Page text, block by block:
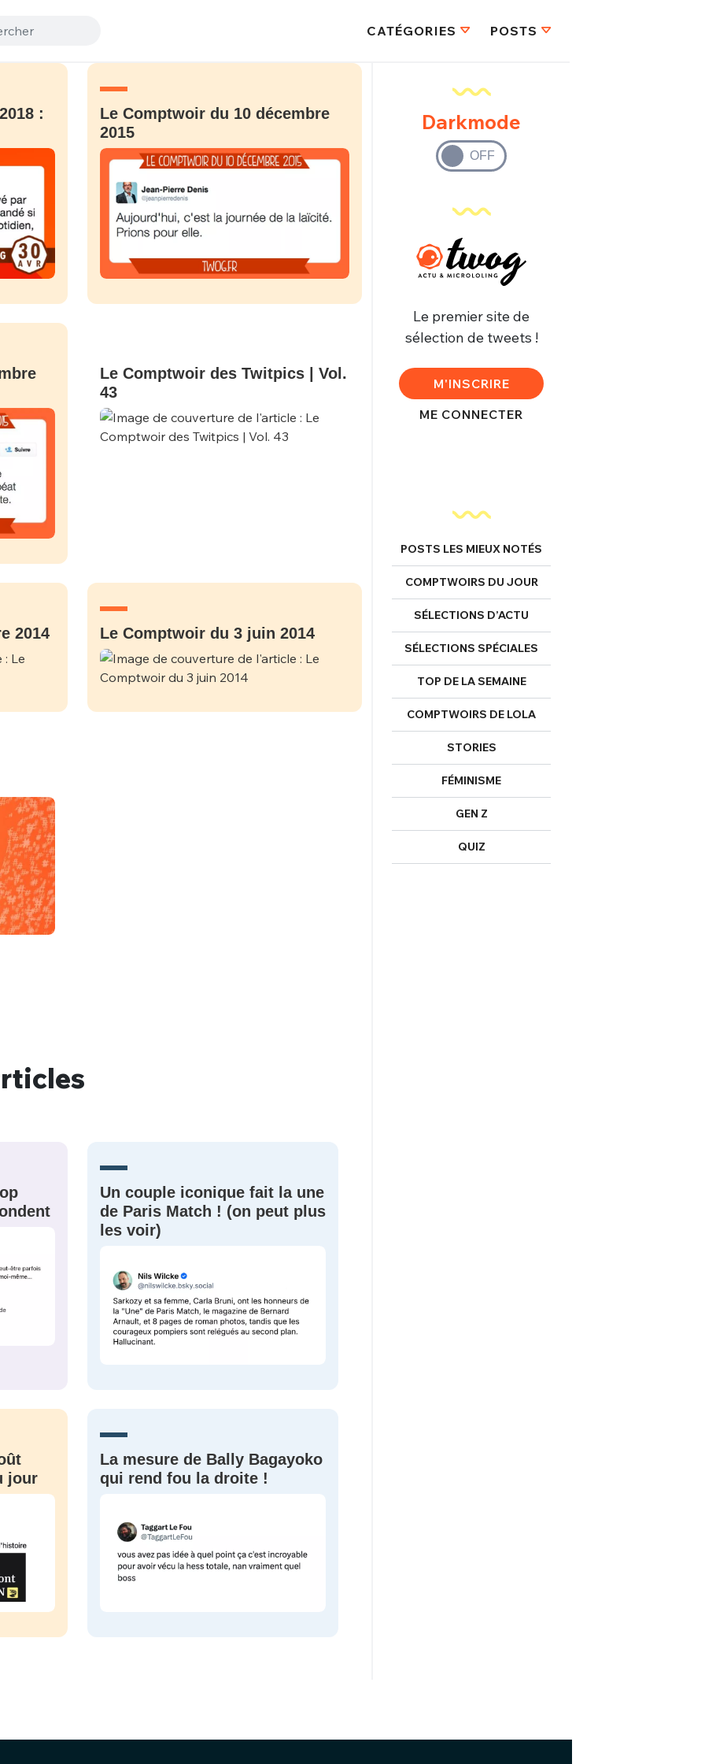
CATÉGORIES POSTS
:
Le Comptwoir du 10 décembre
2015
Le Comptwoir des Twitpics | Vol.
43
2014 Le Comptwoir du 3 juin 2014
Un couple iconique fait la une
de Paris Match ! (on peut plus
les voir)
jour
La mesure de Bally Bagayoko
qui rend fou la droite !
Darkmode
Le premier site de
sélection de tweets !
M'INSCRIRE
ME CONNECTER
POSTS LES MIEUX NOTÉS
COMPTWOIRS DU JOUR
SÉLECTIONS D’ACTU
SÉLECTIONS SPÉCIALES
TOP DE LA SEMAINE
COMPTWOIRS DE LOLA
STORIES
FÉMINISME
GEN Z
QUIZ
FERMER
! Connexion
proposer ?